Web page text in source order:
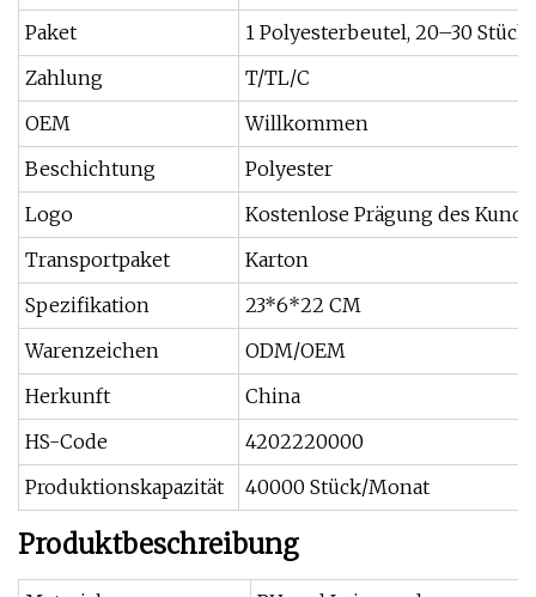
Paket
1 Polyesterbeutel, 20–30
Zahlung
T/TL/C
OEM
Willkommen
Beschichtung
Polyester
Logo
Kostenlose Prägung des
Transportpaket
Karton
Spezifikation
23*6*22 CM
Warenzeichen
ODM/OEM
Herkunft
China
HS-Code
4202220000
Produktionskapazität
40000 Stück/Monat
Produktbeschreibung